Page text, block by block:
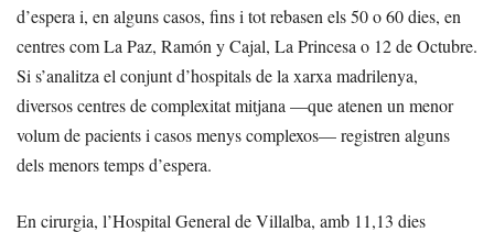
d’espera i, en alguns casos, fins i tot rebasen els 50 o 60 dies, en
centres com La Paz, Ramón y Cajal, La Princesa o 12 de Octubre.
Si s’analitza el conjunt d’hospitals de la xarxa madrilenya,
diversos centres de complexitat mitjana —que atenen un menor
volum de pacients i casos menys complexos— registren alguns
dels menors temps d’espera.
En cirurgia, l’Hospital General de Villalba, amb 11,13 dies